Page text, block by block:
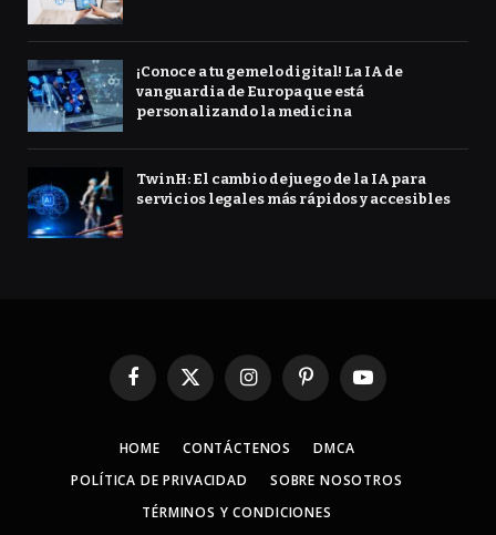
¡Conoce a tu gemelo digital! La IA de
vanguardia de Europa que está
personalizando la medicina
TwinH: El cambio de juego de la IA para
servicios legales más rápidos y accesibles
Facebook
X
InstagramPinterestYouTube
HOME CONTÁCTENOS
DMCA
POLÍTICA DE PRIVACIDAD
SOBRE NOSOTROS
TÉRMINOS Y CONDICIONES